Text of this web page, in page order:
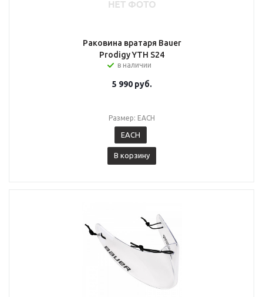
Раковина вратаря Bauer
Prodigy YTH S24
в наличии
5 990руб.
Размер: EACH
EACH
В корзину